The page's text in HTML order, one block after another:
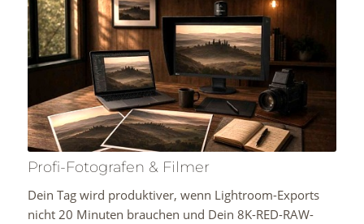
Profi-Fotografen & Filmer
Dein Tag wird produktiver, wenn Lightroom-Exports
nicht 20 Minuten brauchen und Dein 8K-RED-RAW-